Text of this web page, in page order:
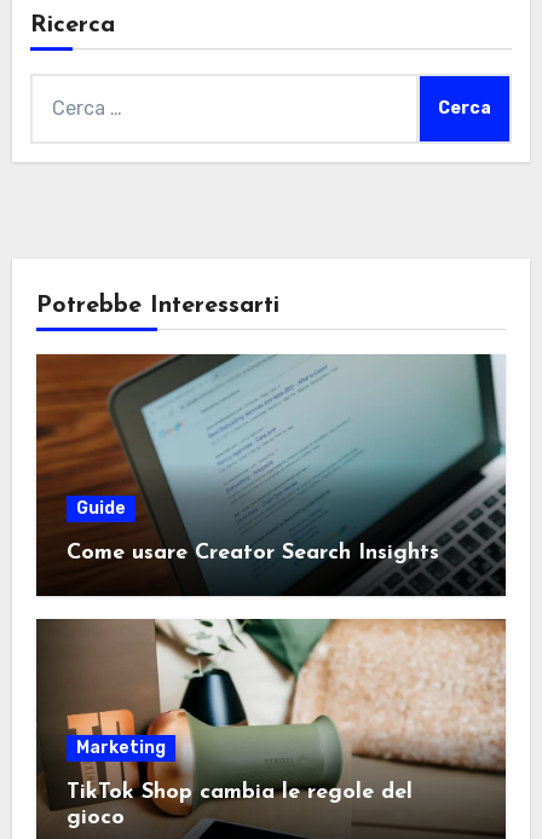
Ricerca
Potrebbe Interessarti
Guide
Come usare Creator Search Insights
Marketing
TikTok Shop cambia le regole del
gioco